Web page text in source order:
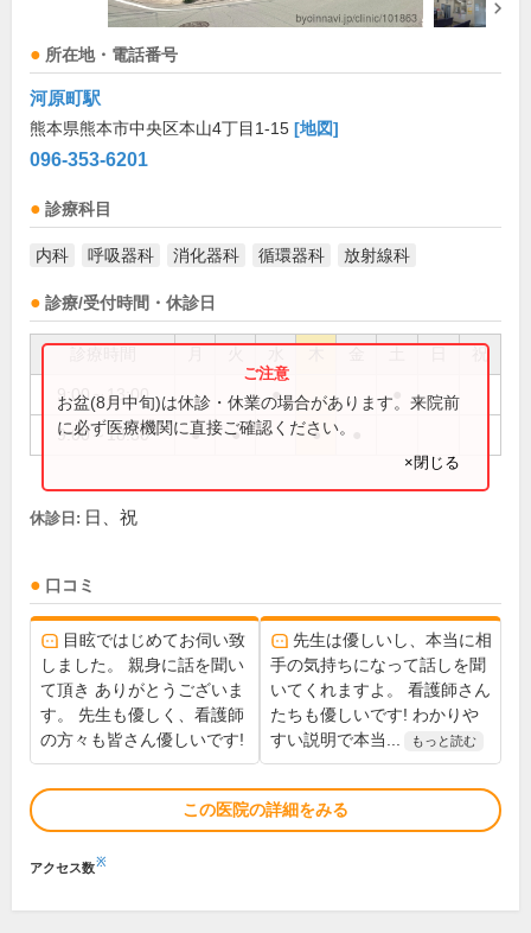
所在地・電話番号
河原町駅
熊本県熊本市中央区本山4丁目1-15 [地図]
096-353-6201
診療科目
内科 呼吸器科 消化器科 循環器科 放射線科
診療/受付時間・休診日
祝
9:00～13:00 ●
9:00～18:30 ● ● ●
お盆(8月中旬)は休診・休業の場合があります。来院前
に必ず医療機関に直接ご確認ください。
×閉じる
休診日: 日、祝
口コミ
目眩ではじめてお伺い致
しました。 親身に話を聞い
て頂き ありがとうございま
す。 先生も優しく、看護師
の方々も皆さん優しいです!
先生は優しいし、本当に相
手の気持ちになって話しを聞
いてくれますよ。 看護師さん
たちも優しいです! わかりや
すい説明で本当...
もっと読む
この医院の詳細をみる
アクセス数※